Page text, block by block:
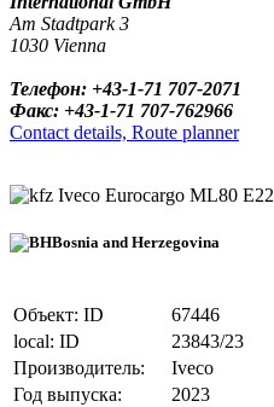
Am Stadtpark 3
1030 Vienna
Телефон: +43-1-71 707-2071
Факс: +43-1-71 707-762966
Contact details, Route planner
Iveco Eurocargo ML80 E22
Bosnia and Herzegovina
Объект: ID
67446
local: ID
23843/23
Производитель:
Iveco
Год выпуска:
2023